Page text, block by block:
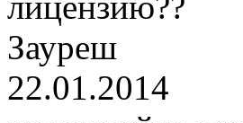
Зауреш
22.01.2014